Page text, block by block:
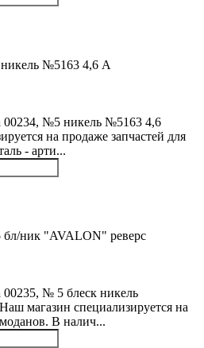
00234, №5 никель №5163 4,6
на продаже запчастей для
- арти...
00235, № 5 блеск никель
магазин специализируется на
В налич...